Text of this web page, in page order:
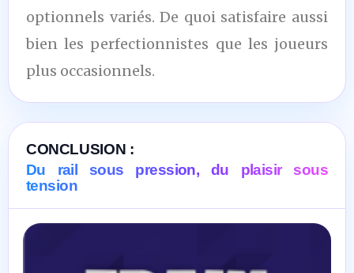
optionnels variés. De quoi satisfaire aussi
bien les perfectionnistes que les joueurs
plus occasionnels.
CONCLUSION :
Du rail sous pression, du plaisir sous
tension